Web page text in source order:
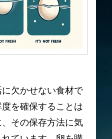
欠かせない食材で
を確保することは
その保存方法に気